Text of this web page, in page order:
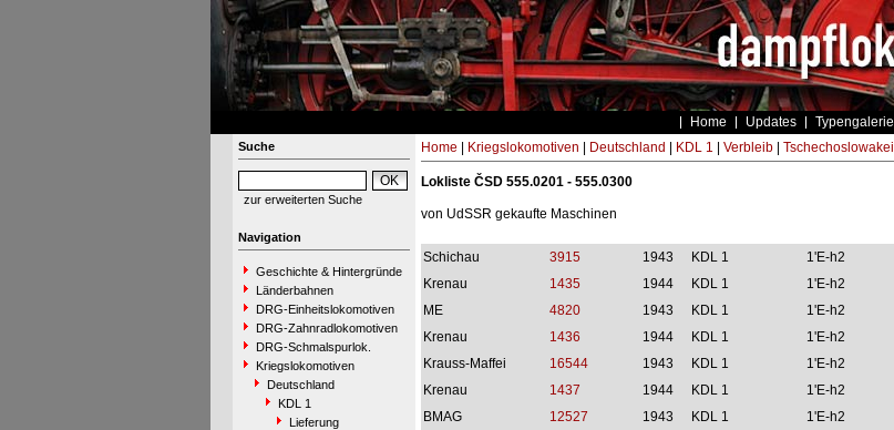
Home Updates Typengalerie
Suche
zur erweiterten Suche
Navigation
Geschichte & Hintergründe
Länderbahnen
DRG-Einheitslokomotiven
DRG-Zahnradlokomotiven
DRG-Schmalspurlok.
Kriegslokomotiven
Deutschland
KDL 1
Lieferung
Home Kriegslokomotiven Deutschland KDL 1 Verbleib| Tschechoslowakei
Lokliste ČSD 555.0201 - 555.0300
von UdSSR gekaufte Maschinen
Schichau 3915 1943 KDL 1 1'E-h2
Krenau
1435 1944 KDL 1 1'E-h2
ME
4820 1943 KDL 1 1'E-h2
Krenau
1436 1944 KDL 1 1'E-h2
Krauss-Maffei
16544 1943 KDL 1 1'E-h2
Krenau
1437 1944 KDL 1 1'E-h2
BMAG
12527 1943 KDL 1 1'E-h2